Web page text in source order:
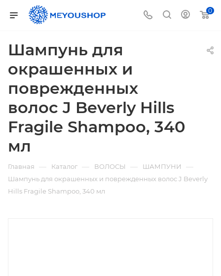
0
Шампунь для
окрашенных и
поврежденных
волос J Beverly Hills
Fragile Shampoo, 340
мл
Главная — Каталог — ВОЛОСЫ — ШАМПУНИ —
Шампунь для окрашенных и поврежденных волос J Beverly
Hills Fragile Shampoo, 340 мл